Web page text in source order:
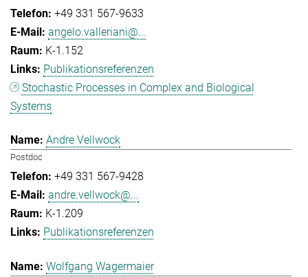
+49 331 567-9633
angelo.valleriani@...
K-1.152
Publikationsreferenzen
Stochastic Processes in Complex and Biological
Systems
Andre Vellwock
Postdoc
+49 331 567-9428
andre.vellwock@...
K-1.209
Publikationsreferenzen
Wolfgang Wagermaier